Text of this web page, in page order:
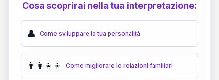
Cosa scoprirai nella tua interpretazione:
👤 Come sviluppare la tua personalità
👨‍👩‍👧‍👦 Come migliorare le relazioni familiari